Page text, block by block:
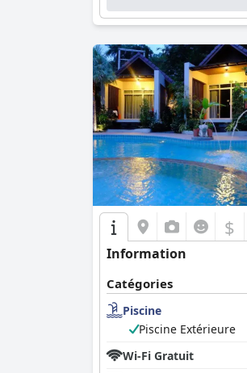
$
Information
Catégories
Piscine
Piscine Extérieure
Wi-Fi Gratuit